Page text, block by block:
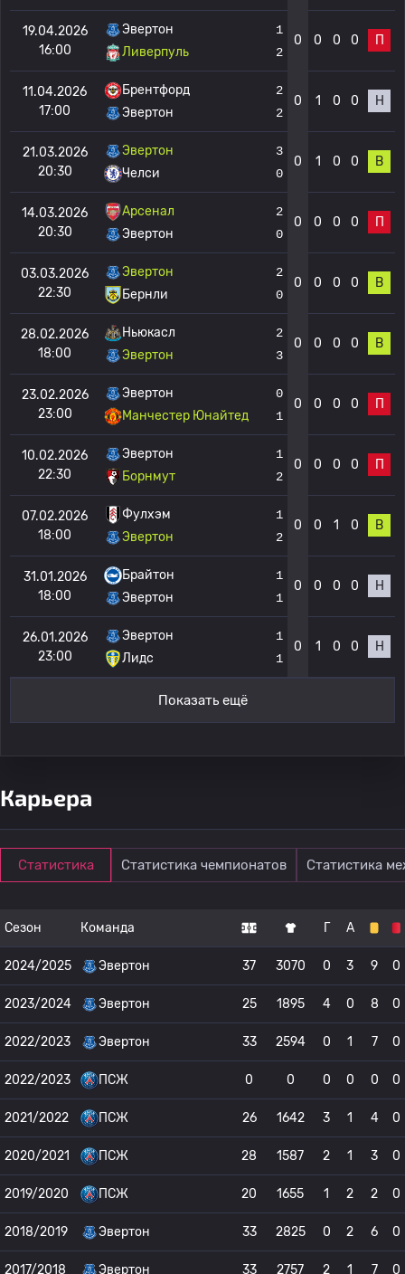
19.04.2026
16:00
Эвертон
Ливерпуль
1
2
0 0 0 0 П
11.04.2026
17:00
Брентфорд
Эвертон
2
2
0 1 0 0 Н
21.03.2026
20:30
Эвертон
Челси
3
0
0 1 0 0 В
14.03.2026
20:30
Арсенал
Эвертон
2
0
0 0 0 0 П
03.03.2026
22:30
Эвертон
Бернли
2
0
0 0 0 0 В
28.02.2026
18:00
Ньюкасл
Эвертон
2
3
0 0 0 0 В
23.02.2026
23:00
Эвертон
Манчестер Юнайтед
0
1
0 0 0 0 П
10.02.2026
22:30
Эвертон
Борнмут
1
2
0 0 0 0 П
07.02.2026
18:00
Фулхэм
Эвертон
1
2
0 0 1 0 В
31.01.2026
18:00
Брайтон
Эвертон
1
1
0 0 0 0 Н
26.01.2026
23:00
Эвертон
Лидс
1
1
0 1 0 0 Н
Показать ещё
Карьера
Статистика Статистика чемпионатов Статистика
Сезон Команда Г А
2024/2025 Эвертон 37 3070 0 3 9 0
2023/2024 Эвертон 25 1895 4 0 8 0
2022/2023 Эвертон 33 2594 0 1 7 0
2022/2023 ПСЖ 0 0 0 0 0 0
2021/2022 ПСЖ 26 1642 3 1 4 0
2020/2021 ПСЖ 28 1587 2 1 3 0
2019/2020 ПСЖ 20 1655 1 2 2 0
2018/2019 Эвертон 33 2825 0 2 6 0
2017/2018 Эвертон 33 2757 2 1 7 0